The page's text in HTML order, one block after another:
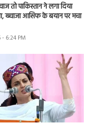
तो पाकिस्तान ने लगा दिया
ख्वाजा आसिफ के बयान पर मचा
6:24 PM